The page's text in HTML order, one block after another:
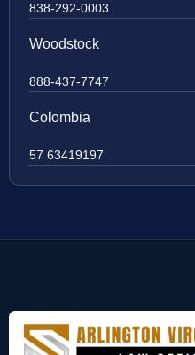
838-292-0003
Woodstock
888-437-7747
Colombia
57 63419197